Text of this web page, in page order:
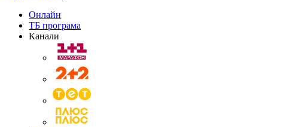
Онлайн
ТБ програма
Канали